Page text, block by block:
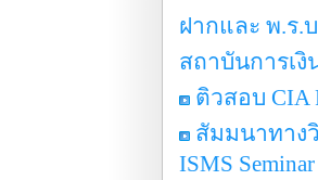
ฝากและ พ.ร.
สถาบันการเ
ติวสอบ CIA
สัมมนาทาง
ISMS